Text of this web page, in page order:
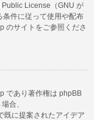
License（GNU が
条件に従って使用や配布
のサイトをご参照くださ
であり著作権は phpBB
合、
既に提案されたアイデア